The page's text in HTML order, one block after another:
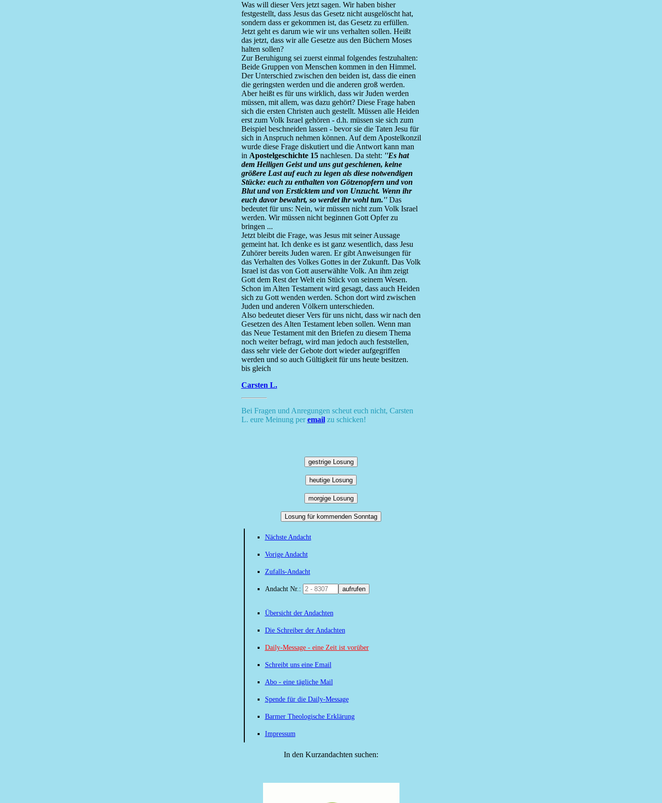
Was will dieser Vers jetzt sagen. Wir haben bisher
festgestellt, dass Jesus das Gesetz nicht ausgelöscht hat,
sondern dass er gekommen ist, das Gesetz zu erfüllen.
Jetzt geht es darum wie wir uns verhalten sollen. Heißt
das jetzt, dass wir alle Gesetze aus den Büchern Moses
halten sollen?
Zur Beruhigung sei zuerst einmal folgendes festzuhalten:
Beide Gruppen von Menschen kommen in den Himmel.
Der Unterschied zwischen den beiden ist, dass die einen
die geringsten werden und die anderen groß werden.
Aber heißt es für uns wirklich, dass wir Juden werden
müssen, mit allem, was dazu gehört? Diese Frage haben
sich die ersten Christen auch gestellt. Müssen alle Heiden
erst zum Volk Israel gehören - d.h. müssen sie sich zum
Beispiel beschneiden lassen - bevor sie die Taten Jesu für
sich in Anspruch nehmen können. Auf dem Apostelkonzil
wurde diese Frage diskutiert und die Antwort kann man
in Apostelgeschichte 15nachlesen. Da steht: ''Es hat
dem Heiligen Geist und uns gut geschienen, keine
größere Last auf euch zu legen als diese notwendigen
Stücke: euch zu enthalten von Götzenopfern und von
Blut und von Ersticktem und von Unzucht. Wenn ihr
euch davor bewahrt, so werdet ihr wohl tun.''Das
bedeutet für uns: Nein, wir müssen nicht zum Volk Israel
werden. Wir müssen nicht beginnen Gott Opfer zu
bringen ...
Jetzt bleibt die Frage, was Jesus mit seiner Aussage
gemeint hat. Ich denke es ist ganz wesentlich, dass Jesu
Zuhörer bereits Juden waren. Er gibt Anweisungen für
das Verhalten des Volkes Gottes in der Zukunft. Das Volk
Israel ist das von Gott auserwählte Volk. An ihm zeigt
Gott dem Rest der Welt ein Stück von seinem Wesen.
Schon im Alten Testament wird gesagt, dass auch Heiden
sich zu Gott wenden werden. Schon dort wird zwischen
Juden und anderen Völkern unterschieden.
Also bedeutet dieser Vers für uns nicht, dass wir nach den
Gesetzen des Alten Testament leben sollen. Wenn man
das Neue Testament mit den Briefen zu diesem Thema
noch weiter befragt, wird man jedoch auch feststellen,
dass sehr viele der Gebote dort wieder aufgegriffen
werden und so auch Gültigkeit für uns heute besitzen.
bis gleich
Carsten L.
Bei Fragen und Anregungen scheut euch nicht, Carsten
L. eure Meinung peremailzu schicken!
gestrige Losung
heutige Losung
morgige Losung
Losung für kommenden Sonntag
Nächste Andacht
Vorige Andacht
Zufalls-Andacht
Andacht Nr.: aufrufen
Übersicht der Andachten
Die Schreiber der Andachten
Daily-Message - eine Zeit ist vorüber
Schreibt uns eine Email
Abo - eine tägliche Mail
Spende für die Daily-Message
Barmer Theologische Erklärung
Impressum
In den Kurzandachten suchen: